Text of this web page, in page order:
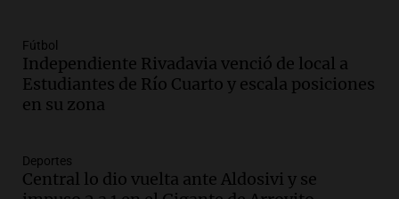
grooming en escuelas de Salta
Panorama Federal
Episodios
el ayuno nocturno
Panorama Federal
Fútbol
Independiente Rivadavia venció de local a
Estudiantes de Río Cuarto y escala posiciones
en su zona
Deportes
Central lo dio vuelta ante Aldosivi y se